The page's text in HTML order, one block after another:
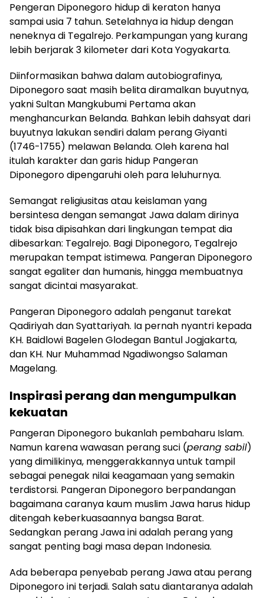
Pengeran Diponegoro hidup di keraton hanya
sampai usia 7 tahun. Setelahnya ia hidup dengan
neneknya di Tegalrejo. Perkampungan yang kurang
lebih berjarak 3 kilometer dari Kota Yogyakarta.
Diinformasikan bahwa dalam autobiografinya,
Diponegoro saat masih belita diramalkan buyutnya,
yakni Sultan Mangkubumi Pertama akan
menghancurkan Belanda. Bahkan lebih dahsyat dari
buyutnya lakukan sendiri dalam perang Giyanti
(1746-1755) melawan Belanda. Oleh karena hal
itulah karakter dan garis hidup Pangeran
Diponegoro dipengaruhi oleh para leluhurnya.
Semangat religiusitas atau keislaman yang
bersintesa dengan semangat Jawa dalam dirinya
tidak bisa dipisahkan dari lingkungan tempat dia
dibesarkan: Tegalrejo. Bagi Diponegoro, Tegalrejo
merupakan tempat istimewa. Pangeran Diponegoro
sangat egaliter dan humanis, hingga membuatnya
sangat dicintai masyarakat.
Pangeran Diponegoro adalah penganut tarekat
Qadiriyah dan Syattariyah. Ia pernah nyantri kepada
KH. Baidlowi Bagelen Glodegan Bantul Jogjakarta,
dan KH. Nur Muhammad Ngadiwongso Salaman
Magelang.
Inspirasi perang dan mengumpulkan
kekuatan
Pangeran Diponegoro bukanlah pembaharu Islam.
Namun karena wawasan perang suci (perang sabil)
yang dimilikinya, menggerakkannya untuk tampil
sebagai penegak nilai keagamaan yang semakin
terdistorsi. Pangeran Diponegoro berpandangan
bagaimana caranya kaum muslim Jawa harus hidup
ditengah keberkuasaannya bangsa Barat.
Sedangkan perang Jawa ini adalah perang yang
sangat penting bagi masa depan Indonesia.
Ada beberapa penyebab perang Jawa atau perang
Diponegoro ini terjadi. Salah satu diantaranya adalah